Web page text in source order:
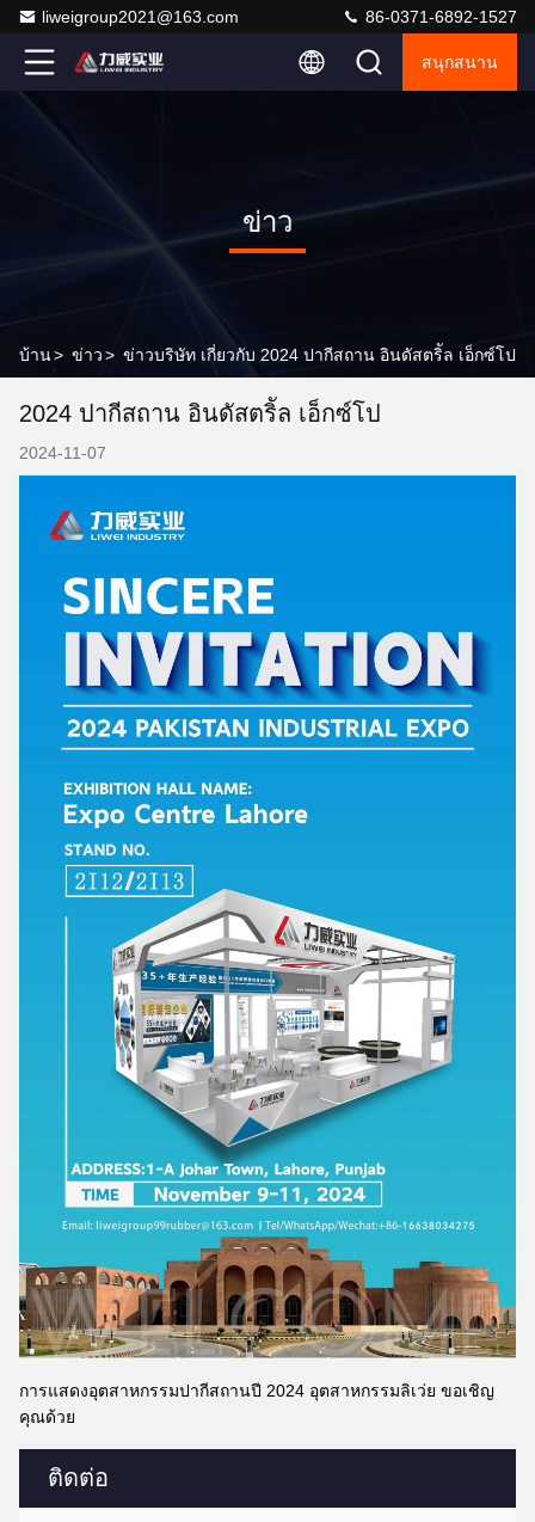
liweigroup2021@163.com 86-0371-6892-1527
สนุกสนาน
ข่าว
บ้าน> ข่าว> ข่าวบริษัท เกี่ยวกับ 2024 ปากีสถาน อินดัสตริัล เอ็กซ์โป
ติดต่อ
2024 ปากีสถาน อินดัสตริัล เอ็กซ์โป
2024-11-07
การแสดงอุตสาหกรรมปากีสถานปี 2024 อุตสาหกรรมลิเว่ย ขอเชิญ
คุณด้วย